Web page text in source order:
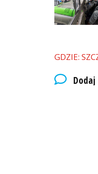
GDZIE: